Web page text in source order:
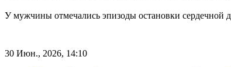
У мужчины отмечались эпизоды остановки сердечной
30 Июн., 2026, 14:10